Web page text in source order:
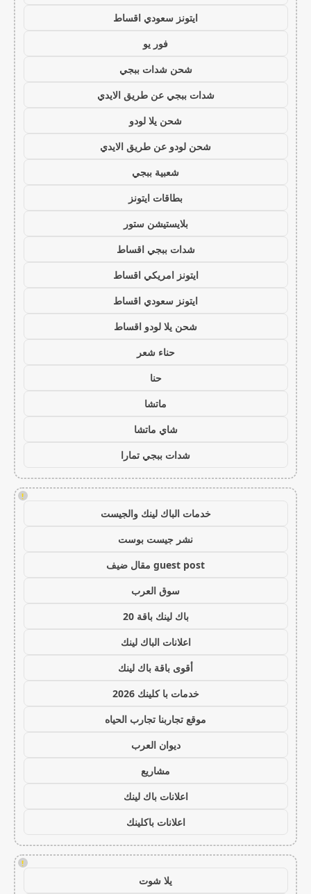
ايتونز سعودي اقساط
فور يو
شحن شدات ببجي
شدات ببجي عن طريق الايدي
شحن يلا لودو
شحن لودو عن طريق الايدي
شعبية ببجي
بطاقات ايتونز
بلايستيشن ستور
شدات ببجي اقساط
ايتونز امريكي اقساط
ايتونز سعودي اقساط
شحن يلا لودو اقساط
حناء شعر
حنا
ماتشا
شاي ماتشا
شدات ببجي تمارا
!
خدمات الباك لينك والجيست
نشر جيست بوست
guest post مقال ضيف
سوق العرب
باك لينك باقة 20
اعلانات الباك لينك
أقوى باقة باك لينك
خدمات با كلينك 2026
موقع تجاربنا تجارب الحياه
ديوان العرب
مشاريع
اعلانات باك لينك
اعلانات باكلينك
!
يلا شوت